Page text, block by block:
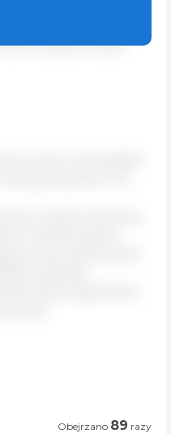
pomogło rozwiązać
spoza UE jest
Obejrzano 89 razy